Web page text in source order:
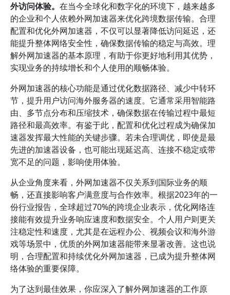
外访问体验。 在当今全球化和数字化的环境下，越来越多
的企业和个人依赖外网加速器来优化跨境数据传输。合理
配置和优化外网加速器，不仅可以显著降低访问延迟，还
能提升整体网络安全性，确保数据传输的稳定与高效。理
解外网加速器的基本原理，有助于你更好地利用其优势，
实现业务的持续增长和个人使用的顺畅体验。
外网加速器的核心功能是通过优化数据路径、减少中转环
节，提升用户访问海外服务器的速度。它通常采用智能路
由、多节点分布和压缩技术，确保数据在传输过程中最短
路径和最高效率。有鉴于此，配置和优化过程成为确保加
速器发挥最大性能的关键步骤。若未合理调优，即使是最
先进的加速器设备，也可能出现延迟高、连接不稳定或带
宽不足的问题，影响使用体验。
从企业角度来看，外网加速器不仅关系到国际业务的顺
畅，还直接影响客户满意度与合作效率。根据2023年的一
份行业报告，全球超过70%的跨境企业表示，优化网络连
接能有效提升业务响应速度和数据安全。个人用户则更关
注稳定性和速度，尤其是在远程办公、视频会议和海外游
戏等场景中，优质的外网加速器能带来显著改善。这也说
明，合理配置和持续优化外网加速器，已成为提升整体网
络体验的重要保障。
为了达到最佳效果，你应深入了解外网加速器的工作原